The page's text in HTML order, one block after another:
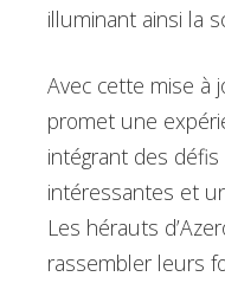
illuminant ainsi la
Avec cette mise à
promet une
intégrant des
intéressantes et
Les hérauts
rassembler leurs